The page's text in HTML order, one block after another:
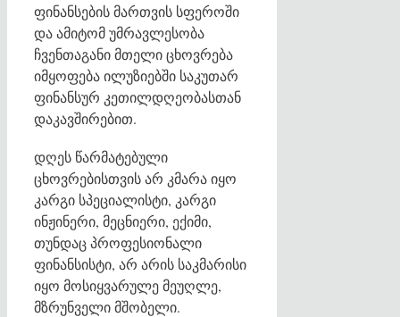
ფინანსების მართვის სფეროში
და ამიტომ უმრავლესობა
ჩვენთაგანი მთელი ცხოვრება
იმყოფება ილუზიებში საკუთარ
ფინანსურ კეთილდღეობასთან
დაკავშირებით.
დღეს წარმატებული
ცხოვრებისთვის არ კმარა იყო
კარგი სპეციალისტი, კარგი
ინჟინერი, მეცნიერი, ექიმი,
თუნდაც პროფესიონალი
ფინანსისტი, არ არის საკმარისი
იყო მოსიყვარულე მეუღლე,
მზრუნველი მშობელი.